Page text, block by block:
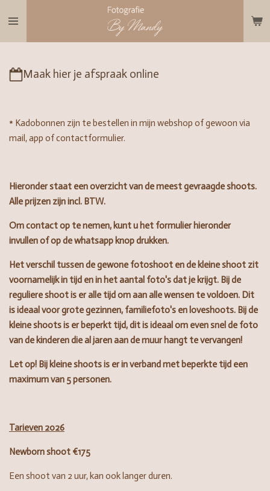
direct
naar
hoofdinhoud
Maak hier je afspraak online
* Kadobonnen zijn te bestellen in mijn webshop of gewoon via
mail, app of contactformulier.
Hieronder staat een overzicht van de meest gevraagde shoots.
Alle prijzen zijn incl. BTW.
Om contact op te nemen, kunt u het formulier hieronder
invullen of op de whatsapp knop drukken.
Het verschil tussen de gewone fotoshoot en de kleine shoot zit
voornamelijk in tijd en in het aantal foto's dat je krijgt. Bij de
reguliere shoot is er alle tijd om aan alle wensen te voldoen. Dit
is ideaal voor grote gezinnen, familiefoto's en loveshoots. Bij de
kleine shoots is er beperkt tijd, dit is ideaal om even snel de foto
van de kinderen die al jaren aan de muur hangt te vervangen!
Let op! Bij kleine shoots is er in verband met beperkte tijd een
maximum van 5 personen.
Tarieven 2026
Newborn shoot €175
Een shoot van 2 uur, kan ook langer duren.